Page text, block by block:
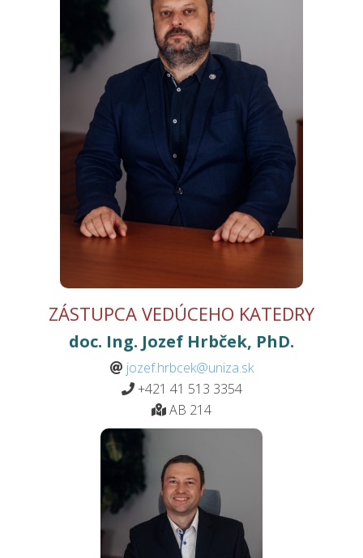
ZÁSTUPCA VEDÚCEHO KATEDRY
doc. Ing. Jozef Hrbček, PhD.
jozef.hrbcek@uniza.sk
+421 41 513 3354
AB 214